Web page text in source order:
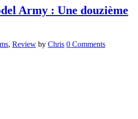
Army : Une douzième
, Review by Chris 0 Comments